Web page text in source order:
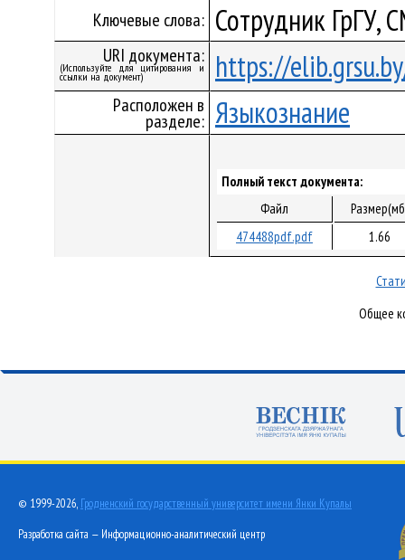
Ключевые слова: Сотрудник ГрГУ,
URI документа:
(Используйте для цитирования и
ссылки на документ) https://
Расположен в
разделе: Языкознание
Полный текст документа:
Файл
474488pdf.pdf
1.66
Общее
© 1999-2026, Гродненский государственный университет имени Янки Купалы
Разработка сайта — Информационно-аналитический центр